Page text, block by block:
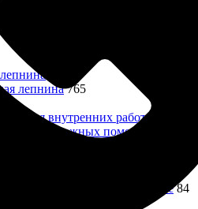
лепнина
лепнина 765
для внутренних работ
кухонь и влажных помещений
стен и потолков универсальные 84